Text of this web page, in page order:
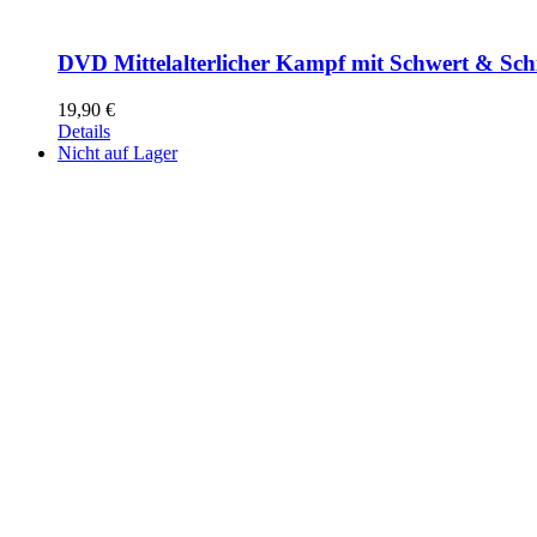
DVD Mittelalterlicher Kampf mit Schwert &
19,90 €
Details
Nicht auf Lager